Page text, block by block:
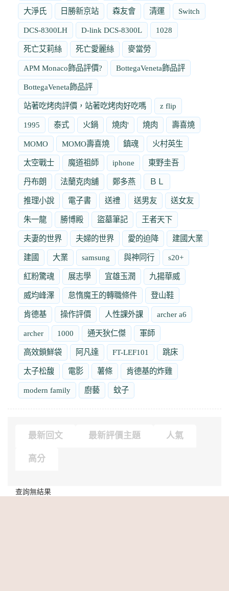
大淨氏 日勝新京站 森友會 清運 Switch
DCS-8300LH D-link DCS-8300L 1028
死亡艾莉絲 死亡愛麗絲 麥當勞
APM Monaco飾品評價? BottegaVeneta飾品評
BottegaVeneta飾品評
站著吃烤肉評價，站著吃烤肉好吃嗎 z flip
1995 泰式 火鍋 燒肉' 燒肉 壽喜燒
MOMO MOMO壽喜燒 鎮魂 火村英生
太空戰士 魔道祖師 iphone 東野圭吾
丹布朗 法蘭克肉舖 鄭多燕 ＢＬ
推理小說 電子書 送禮 送男友 送女友
朱一龍 勝博殿 盜墓筆記 王者天下
夫妻的世界 夫婦的世界 愛的迫降 建國大業
建國 大業 samsung 與神同行 s20+
紅粉驚魂 展志學 宜雄玉潤 九揚華威
威均峰澤 怠惰魔王的轉職條件 登山鞋
肯德基 操作評價 人性課外課 archer a6
archer 1000 通天狄仁傑 軍師
高效鎖鮮袋 阿凡達 FT-LEF101 跳床
太子松馥 電影 薯條 肯德基的炸雞
modern family 廚藝 蚊子
最新回文 最新評價主題 人氣
高分
查詢無結果